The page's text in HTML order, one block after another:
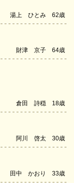
湯上 ひとみ 62歳
財津 京子 64歳
倉田 詩穏 18歳
阿川 啓太 30歳
田中 かおり 33歳